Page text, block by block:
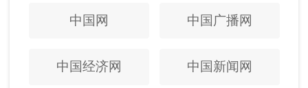
中国网 中国广播网
中国经济网 中国新闻网